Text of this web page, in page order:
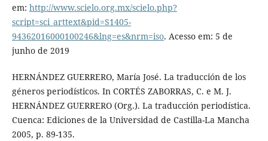
em: http://www.scielo.org.mx/scielo.php?
script=sci_arttext&pid=S1405-
94362016000100246&lng=es&nrm=iso. Acesso em: 5 de
junho de 2019
HERNÁNDEZ GUERRERO, María José. La traducción de los
géneros periodísticos. In CORTÉS ZABORRAS, C. e M. J.
HERNÁNDEZ GUERRERO (Org.). La traducción periodística.
Cuenca: Ediciones de la Universidad de Castilla-La Mancha
2005, p. 89-135.